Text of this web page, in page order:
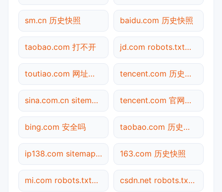
sm.cn 历史快照 baidu.com 历史快照
taobao.com 打不开 jd.com robots.txt检测
toutiao.com 网址查询 tencent.com 历史快照
sina.com.cn sitemap.xml检测 tencent.com 官网入口
bing.com 安全吗 taobao.com 历史快照
ip138.com sitemap.xml检测 163.com 历史快照
mi.com robots.txt检测 csdn.net robots.txt检测